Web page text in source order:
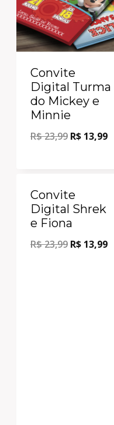
Convite
Digital Turma
do Mickey e
Minnie
R$23,99 R$ 13,99
Convite
Digital Shrek
e Fiona
R$23,99 R$ 13,99